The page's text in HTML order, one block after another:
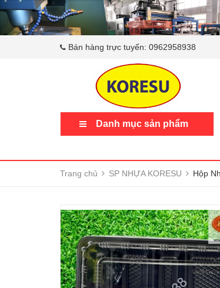
Bán hàng trực tuyến: 0962958938
Danh mục sản phẩm
Trang chủ SP NHỰA KORESU Hộp